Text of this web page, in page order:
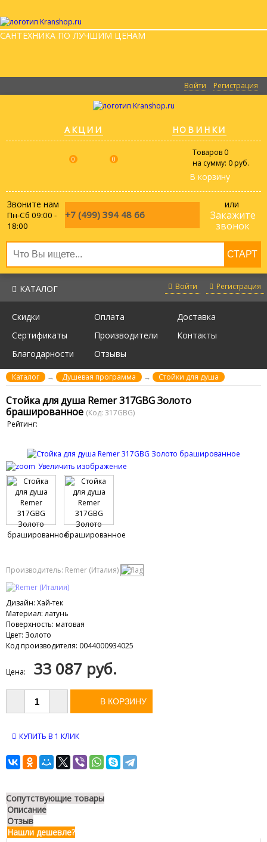
САНТЕХНИКА ПО ЛУЧШИМ ЦЕНАМ
Войти Регистрация
Войти Регистрация
КАТАЛОГ
Скидки Оплата
Доставка
Сертификаты
Производители
Контакты
Благодарности
Отзывы
АКЦИИ НОВИНКИ
Звоните нам
Пн-Сб 09:00 -
18:00
+7 (499) 394 48 66
или
Закажите
звонок
Товаров 0
на сумму: 0 руб.
В корзину
0 0
Каталог → Душевая программа → Стойки для душа
Стойка для душа Remer 317GBG Золото
брашированное (Код: 317GBG)
Рейтинг:
Увеличить изображение
Производитель: Remer (Италия)
Дизайн: Хай-тек
Материал: латунь
Поверхность: матовая
Цвет: Золото
Код производителя: 0044000934025
Цена: 33 087 руб.
КУПИТЬ В 1 КЛИК
Сопутствующие товары
Описание
Отзыв
Нашли дешевле?